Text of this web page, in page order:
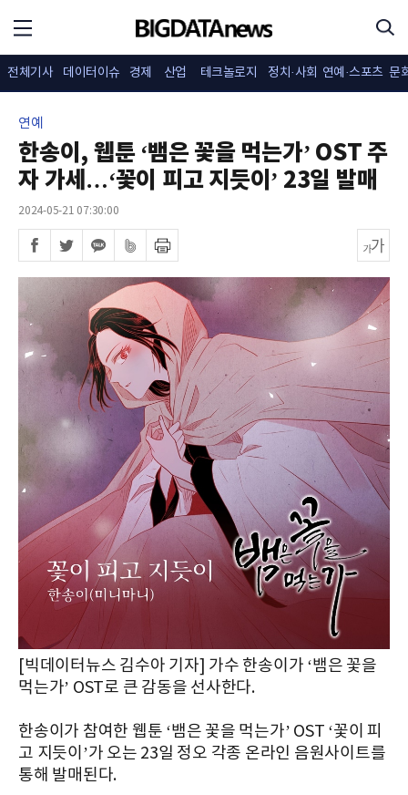
전체기사 데이터이슈 경제 산업 테크놀로지 정치·사회 연예·스포츠 문
연예
한송이, 웹툰 ‘뱀은 꽃을 먹는가’ OST 주
자 가세…‘꽃이 피고 지듯이’ 23일 발매
2024-05-21 07:30:00
[빅데이터뉴스 김수아 기자] 가수 한송이가 ‘뱀은 꽃을
먹는가’ OST로 큰 감동을 선사한다.
한송이가 참여한 웹툰 ‘뱀은 꽃을 먹는가’ OST ‘꽃이 피
고 지듯이’가 오는 23일 정오 각종 온라인 음원사이트를
통해 발매된다.